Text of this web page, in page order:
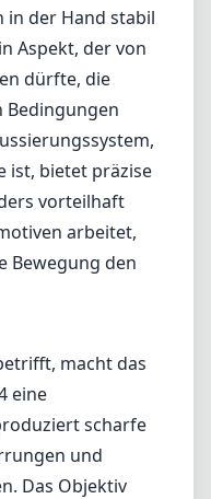
der Hand stabil
Aspekt, der von
dürfte, die
ist, bietet präzise
vorteilhaft
arbeitet,
Bewegung den
macht das
eine
scharfe
und
Das Objektiv